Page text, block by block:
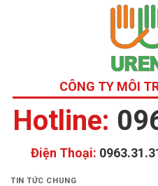
CÔNG TY MÔI
Hotline:
Điện Thoại:
TIN TỨC CHUNG